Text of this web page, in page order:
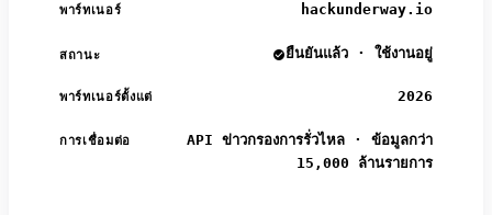
พาร์ทเนอร์ hackunderway.io
สถานะ ยืนยันแล้ว · ใช้งานอยู่
พาร์ทเนอร์ตั้งแต่ 2026
การเชื่อมต่อ
API ข่าวกรองการรั่วไหล · ข้อมูลกว่า
15,000 ล้านรายการ